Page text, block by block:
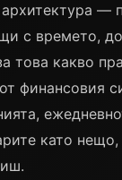
—
с времето,
това какво
финансовия
като